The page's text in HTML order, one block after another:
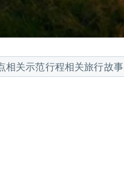
相关示范行程相关旅行故事